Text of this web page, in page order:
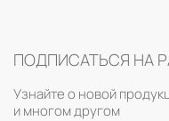
ПОДПИСАТЬСЯ НА
Узнайте о новой
и многом другом